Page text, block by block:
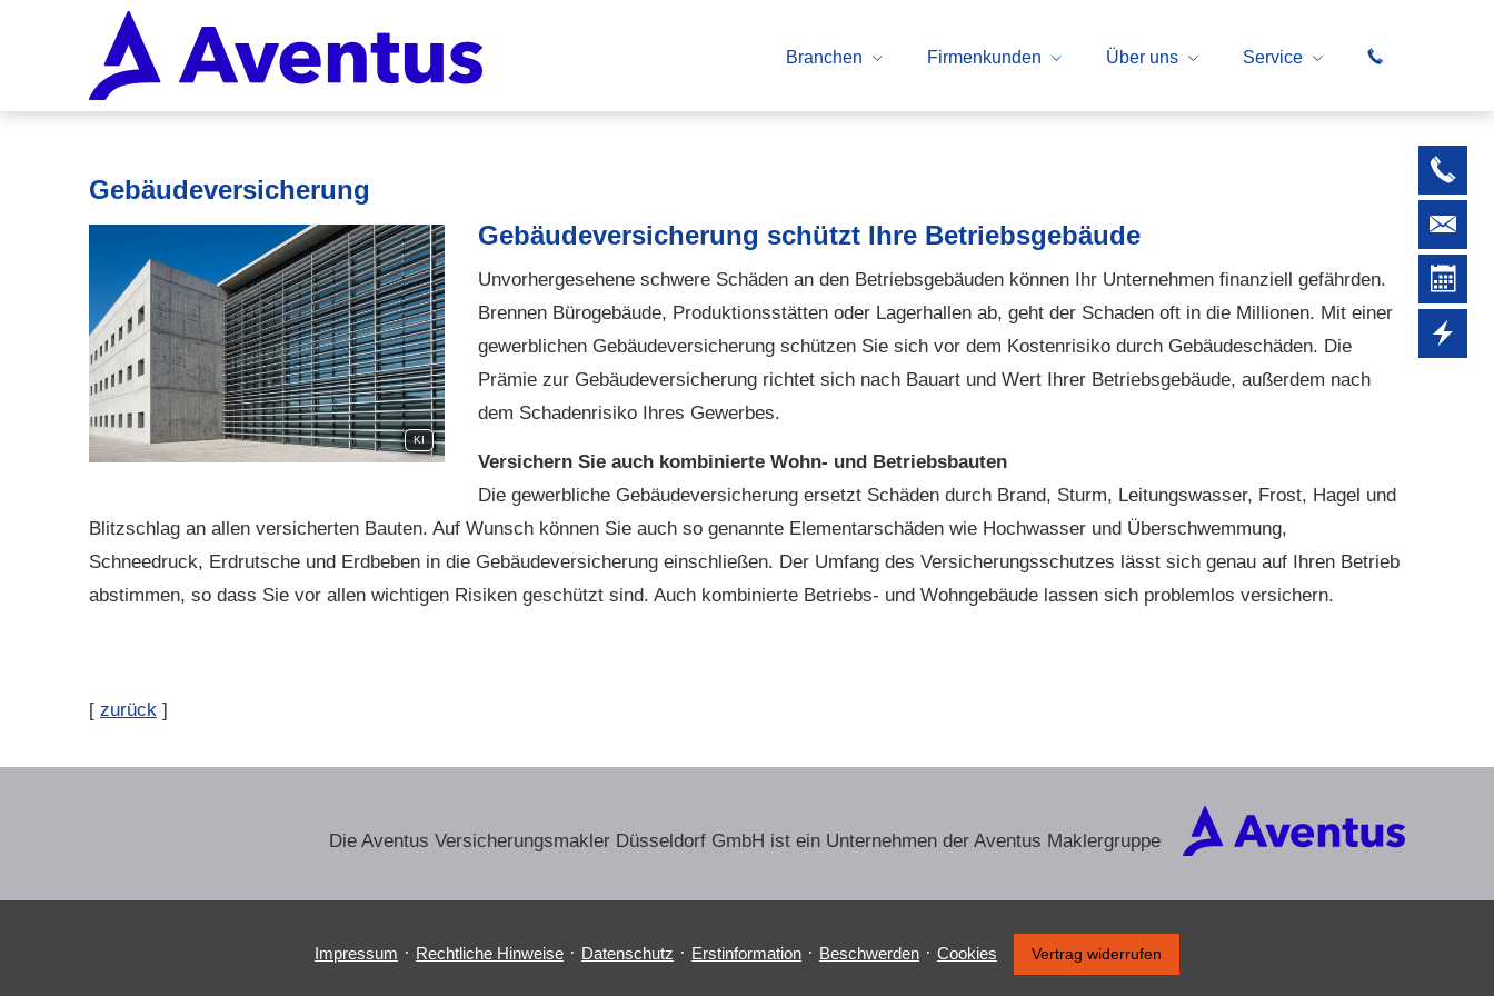
Branchen Firmenkunden Über uns Service
Ge­bäude­ver­si­che­rung
KI
Ge­bäude­ver­si­che­rung schützt Ihre Betriebsgebäude
Unvorhergesehene schwere Schäden an den Betriebsgebäuden können Ihr Unternehmen finanziell gefährden.
Brennen Bürogebäude, Produktionsstätten oder Lagerhallen ab, geht der Schaden oft in die Millionen. Mit einer
gewerblichen Ge­bäude­ver­si­che­rung schützen Sie sich vor dem Kostenrisiko durch Gebäudeschäden. Die
Prämie zur Ge­bäude­ver­si­che­rung richtet sich nach Bauart und Wert Ihrer Betriebsgebäude, außerdem nach
dem Schadenrisiko Ihres Gewerbes.
Versichern Sie auch kombinierte Wohn- und Betriebsbauten
Die gewerbliche Ge­bäude­ver­si­che­rung ersetzt Schäden durch Brand, Sturm, Leitungswasser, Frost, Hagel und
Blitzschlag an allen versicherten Bauten. Auf Wunsch können Sie auch so genannte Elementarschäden wie Hochwasser und Überschwemmung,
Schneedruck, Erdrutsche und Erdbeben in die Ge­bäude­ver­si­che­rung einschließen. Der Umfang des Versicherungsschutzes lässt sich genau auf Ihren Betrieb
abstimmen, so dass Sie vor allen wichtigen Risiken geschützt sind. Auch kombinierte Betriebs- und Wohngebäude lassen sich problemlos ver­sichern.
[ zurück ]
Die Aventus Ver­sicherungs­makler Düsseldorf GmbH ist ein Unternehmen der Aventus Maklergruppe
Impressum · Rechtliche Hinweise · Datenschutz · Erstinformation · Beschwerden · Cookies Vertrag widerrufen